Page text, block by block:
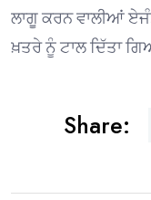
ਲਾਗੂ ਕਰਨ ਵਾਲੀਆਂ
ਖ਼ਤਰੇ ਨੂੰ ਟਾਲ ਦਿੱਤਾ
Share: